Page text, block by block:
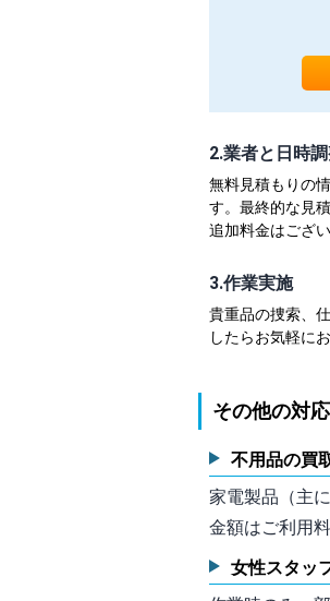
2.業者と日時
無料見積もりの
す。最終的な見
追加料金はござ
3.作業実施
貴重品の捜索、
したらお気軽に
その他の対
不用品の買
家電製品（主
金額はご利用
女性スタッ